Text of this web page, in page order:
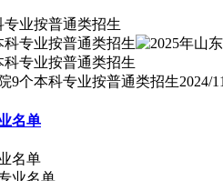
专业按普通类招生
9个本科专业按普通类招生2024/
名单
名单